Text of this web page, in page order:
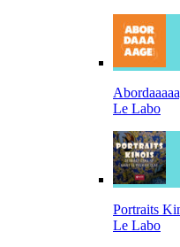
Le Labo
Portraits
Le Labo